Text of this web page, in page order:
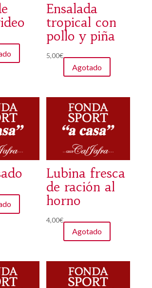
Ensalada
tropical con
pollo y piña
5,00€
Agotado
Lubina fresca
de ración al
horno
4,00€
Agotado